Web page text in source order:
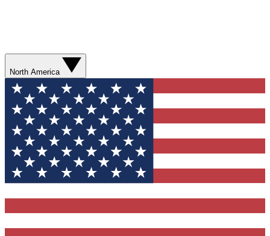
North America